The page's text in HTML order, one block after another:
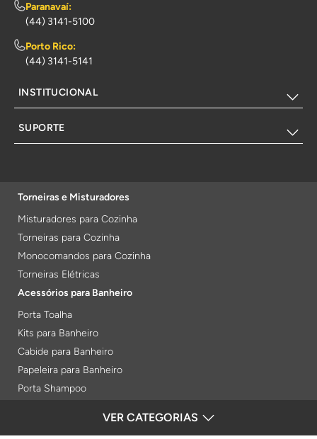
Paranavaí:
(44) 3141-5100
Porto Rico:
(44) 3141-5141
INSTITUCIONAL
SUPORTE
Torneiras e Misturadores
Misturadores para Cozinha
Torneiras para Cozinha
Monocomandos para Cozinha
Torneiras Elétricas
Acessórios para Banheiro
Porta Toalha
Kits para Banheiro
Cabide para Banheiro
Papeleira para Banheiro
Porta Shampoo
VER CATEGORIAS
FORMAS DE PAGAMENTO